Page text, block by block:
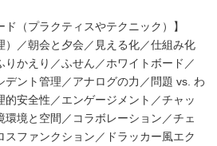
ド（プラクティスやテクニック）】
）／朝会と夕会／見える化／仕組み化
りかえり／ふせん／ホワイトボード／
デント管理／アナログの力／問題 vs. わ
的安全性／エンゲージメント／チャッ
環境と空間／コラボレーション／チェ
スファンクション／ドラッカー風エク